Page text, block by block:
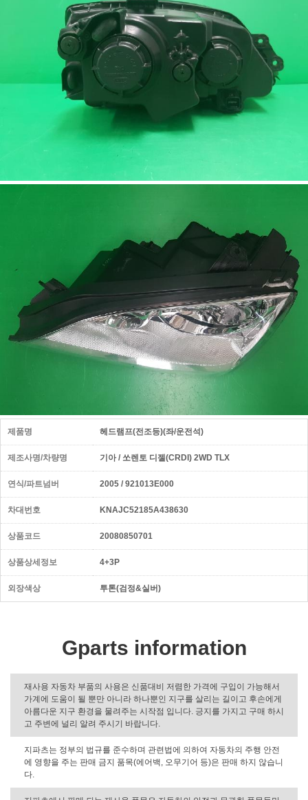
제품명 헤드램프(전조등)(좌/운전석)
제조사명/차량명 기아 / 쏘렌토 디젤(CRDI) 2WD TLX
연식/파트넘버 2005 / 921013E000
차대번호 KNAJC52185A438630
상품코드 20080850701
상품상세정보 4+3P
외장색상 투톤(검정&실버)
Gparts information
재사용 자동차 부품의 사용은 신품대비 저렴한 가격에 구입이 가능해서
가계에 도움이 될 뿐만 아니라 하나뿐인 지구를 살리는 길이고 후손에게
아름다운 지구 환경을 물려주는 시작점 입니다. 긍지를 가지고 구매 하시
고 주변에 널리 알려 주시기 바랍니다.
지파츠는 정부의 법규를 준수하며 관련법에 의하여 자동차의 주행 안전
에 영향을 주는 판매 금지 품목(에어백, 오무기어 등)은 판매 하지 않습니
다.